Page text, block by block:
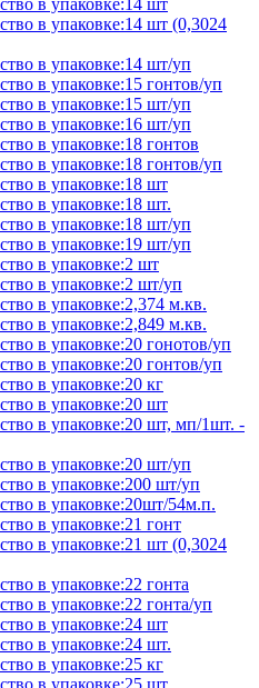
в упаковке:14 шт
в упаковке:14 шт (0,3024
в упаковке:14 шт/уп
в упаковке:15 гонтов/уп
в упаковке:15 шт/уп
в упаковке:16 шт/уп
в упаковке:18 гонтов
в упаковке:18 гонтов/уп
в упаковке:18 шт
в упаковке:18 шт.
в упаковке:18 шт/уп
в упаковке:19 шт/уп
в упаковке:2 шт
в упаковке:2 шт/уп
в упаковке:2,374 м.кв.
в упаковке:2,849 м.кв.
в упаковке:20 гонотов/уп
в упаковке:20 гонтов/уп
в упаковке:20 кг
в упаковке:20 шт
в упаковке:20 шт, мп/1шт. -
в упаковке:20 шт/уп
в упаковке:200 шт/уп
в упаковке:20шт/54м.п.
в упаковке:21 гонт
в упаковке:21 шт (0,3024
в упаковке:22 гонта
в упаковке:22 гонта/уп
в упаковке:24 шт
в упаковке:24 шт.
в упаковке:25 кг
в упаковке:25 шт